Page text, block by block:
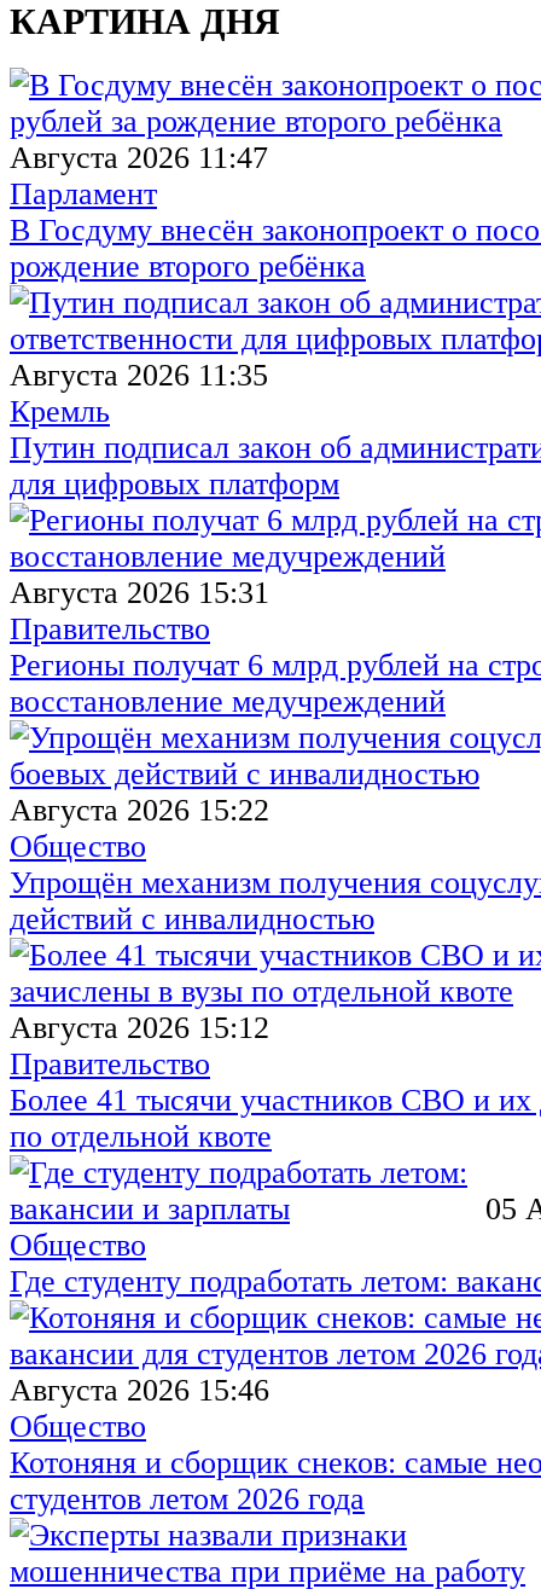
КАРТИНА ДНЯ
Августа 2026 11:47
Парламент
В Госдуму внесён законопроект о
рождение второго ребёнка
Августа 2026 11:35
Кремль
Путин подписал закон об
для цифровых платформ
Августа 2026 15:31
Правительство
Регионы получат 6 млрд рублей на
восстановление медучреждений
Августа 2026 15:22
Общество
Упрощён механизм получения
действий с инвалидностью
Августа 2026 15:12
Правительство
Более 41 тысячи участников СВО и их
по отдельной квоте
05
Общество
Где студенту подработать летом:
Августа 2026 15:46
Общество
Котоняня и сборщик снеков: самые
студентов летом 2026 года